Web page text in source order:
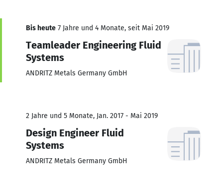
Bis heute 7 Jahre und 4 Monate, seit Mai 2019
Teamleader Engineering Fluid
Systems
ANDRITZ Metals Germany GmbH
2 Jahre und 5 Monate, Jan. 2017 - Mai 2019
Design Engineer Fluid
Systems
ANDRITZ Metals Germany GmbH